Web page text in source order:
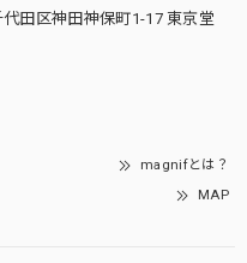
田区神田神保町1-17 東京堂
magnifとは？
MAP